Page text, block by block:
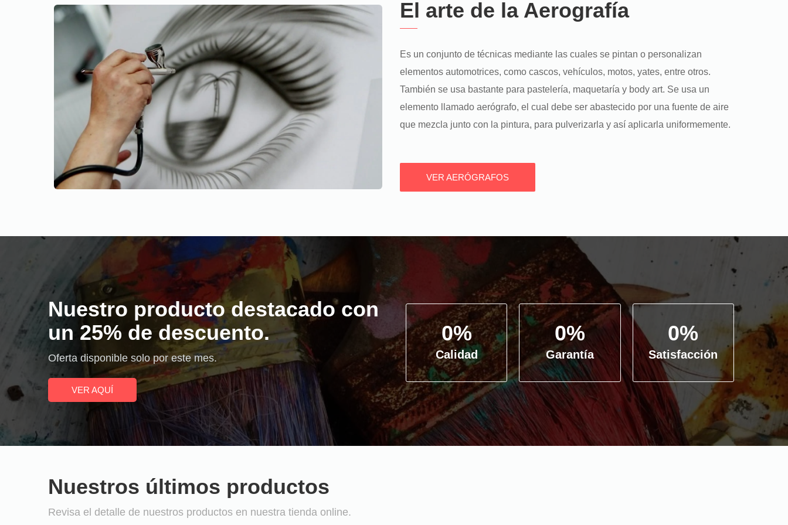
El arte de la Aerografía
Es un conjunto de técnicas mediante las cuales se pintan o personalizan
elementos automotrices, como cascos, vehículos, motos, yates, entre otros.
También se usa bastante para pastelería, maquetaría y body art. Se usa un
elemento llamado aerógrafo, el cual debe ser abastecido por una fuente de aire
que mezcla junto con la pintura, para pulverizarla y así aplicarla uniformemente.
VER AERÓGRAFOS
Nuestro producto destacado con
un 25% de descuento.
Oferta disponible solo por este mes.
VER AQUÍ
Calidad
0%
Garantía
0%
Satisfacción
0%
Nuestros últimos productos
Revisa el detalle de nuestros productos en nuestra tienda online.